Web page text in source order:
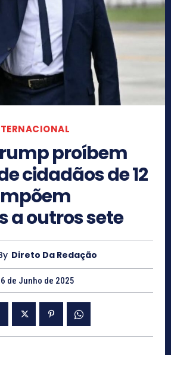
proíbem
cidadãos de 12
a outros sete
Direto Da Redação
6 de Junho de 2025